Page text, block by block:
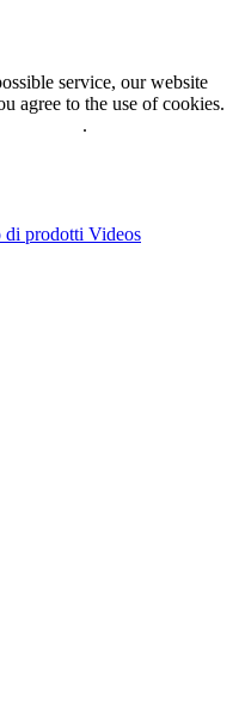
service, our website
agree to the use of cookies.
.
di prodotti Videos